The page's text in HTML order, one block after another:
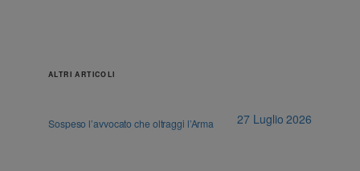
ALTRI ARTICOLI
Sospeso l’avvocato che oltraggi l’Arma 27 Luglio 2026